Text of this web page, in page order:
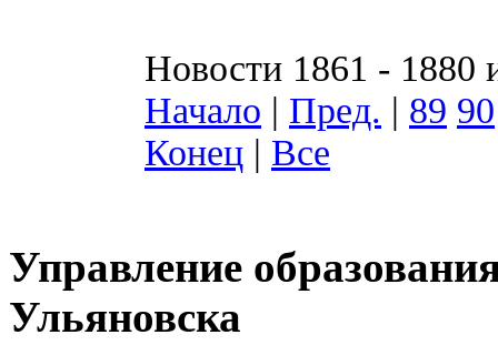
Новости 1861 - 1880
Начало | Пред. | 89 90
Конец | Все
Управление
Ульяновска